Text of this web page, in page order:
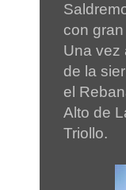
con
Una vez
de la
el
Alto de
Triollo.